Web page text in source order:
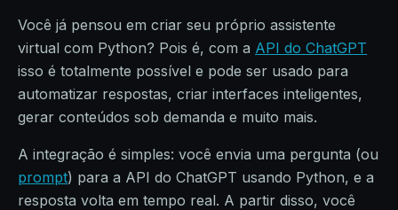
Você já pensou em criar seu próprio assistente
virtual com Python? Pois é, com a API do ChatGPT
isso é totalmente possível e pode ser usado para
automatizar respostas, criar interfaces inteligentes,
gerar conteúdos sob demanda e muito mais.
A integração é simples: você envia uma pergunta (ou
prompt) para a API do ChatGPT usando Python, e a
resposta volta em tempo real. A partir disso, você